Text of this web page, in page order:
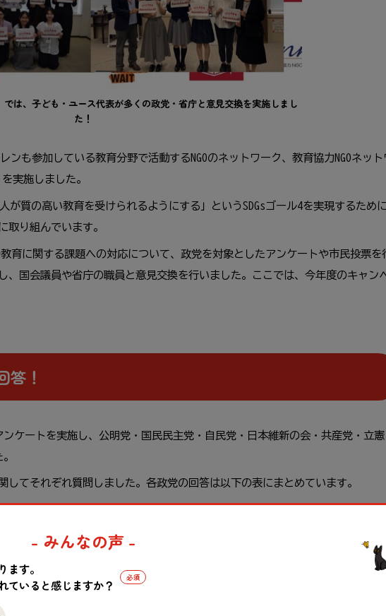
は、 子ども・ユース代表が多くの政党 ・ 省庁と意見交換を実施 しまし
た！
ンも参加 している教育分野で活動するNGOのネットワーク、 教育協力NGOネット
を実施しました。
人 が質の高い教育を受けられるようにする」というSDGsゴール4を実現するために
取り組 んでいます。
教育に関する課題への対応について、 政党を対象としたアンケートや市民投票を
、 国会議員や省庁の職員と意見交換を行いました。ここでは、 今年度のキャン
答 ！
ンケートを実施し、 公明党 ・ 国民民主党 ・ 自民党 ・ 日本維新の会・ 共産党 ・ 立憲
関 してそれぞれ質問 しました。 各政党の回答は以下の表にまとめています。
- みんなの声 -
ます。
ていると感じますか？